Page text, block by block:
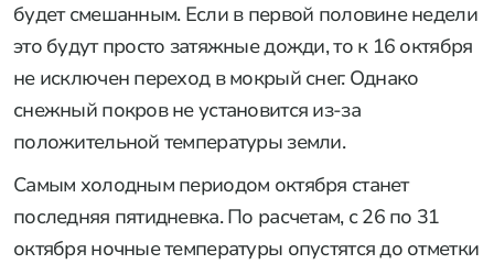
будет смешанным. Если в первой половине недели
это будут просто затяжные дожди, то к 16 октября
не исключен переход в мокрый снег. Однако
снежный покров не установится из-за
положительной температуры земли.
Самым холодным периодом октября станет
последняя пятидневка. По расчетам, с 26 по 31
октября ночные температуры опустятся до отметки